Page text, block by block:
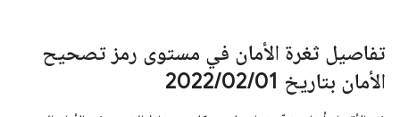
تفاصيل ثغرة الأمان في مستوى رمز تصحيح
الأمان بتاريخ 01‏
/
02‏
/
2022